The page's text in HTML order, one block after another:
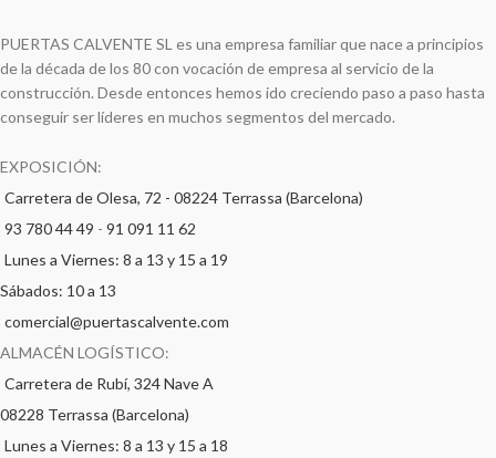
PUERTAS CALVENTE SL es una empresa familiar que nace a principios
de la década de los 80 con vocación de empresa al servicio de la
construcción. Desde entonces hemos ido creciendo paso a paso hasta
conseguir ser líderes en muchos segmentos del mercado.
EXPOSICIÓN:
Carretera de Olesa, 72 - 08224 Terrassa (Barcelona)
93 780 44 49 - 91 091 11 62
Lunes a Viernes: 8 a 13 y 15 a 19
Sábados: 10 a 13
comercial@puertascalvente.com
ALMACÉN LOGÍSTICO:
Carretera de Rubí, 324 Nave A
08228 Terrassa (Barcelona)
Lunes a Viernes: 8 a 13 y 15 a 18